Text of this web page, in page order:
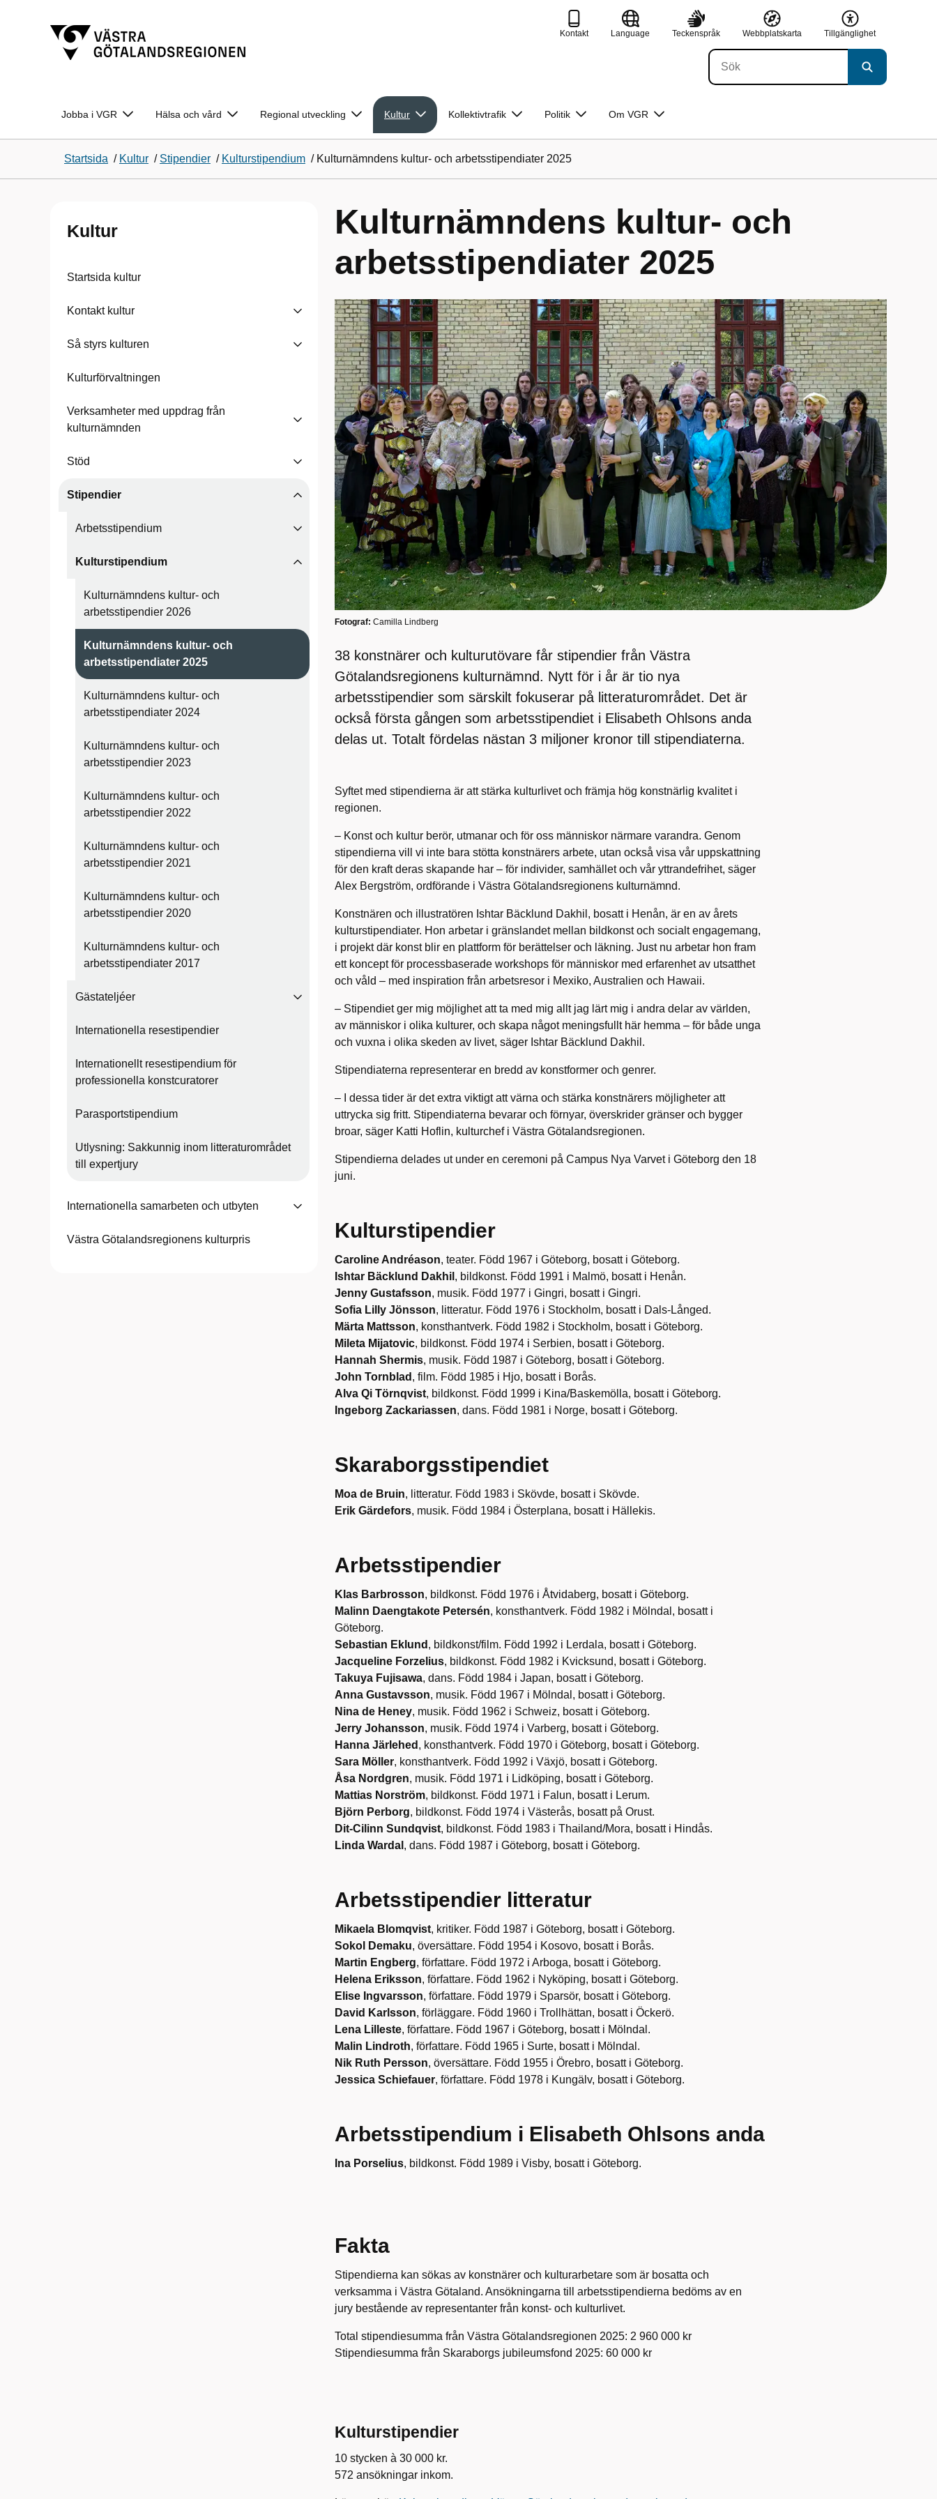
Kontakt Language Teckenspråk Webbplatskarta Tillgänglighet
Jobba i VGR Hälsa och vård Regional utveckling Kultur Kollektivtrafik Politik Om VGR
Startsida / Kultur / Stipendier / Kulturstipendium / Kulturnämndens kultur- och arbetsstipendiater 2025
Kultur
Startsida kultur
Kontakt kultur
Så styrs kulturen
Kulturförvaltningen
Verksamheter med uppdrag från
kulturnämnden
Stöd
Stipendier
Arbetsstipendium
Kulturstipendium
Kulturnämndens kultur- och
arbetsstipendier 2026
Kulturnämndens kultur- och
arbetsstipendiater 2025
Kulturnämndens kultur- och
arbetsstipendiater 2024
Kulturnämndens kultur- och
arbetsstipendier 2023
Kulturnämndens kultur- och
arbetsstipendier 2022
Kulturnämndens kultur- och
arbetsstipendier 2021
Kulturnämndens kultur- och
arbetsstipendier 2020
Kulturnämndens kultur- och
arbetsstipendiater 2017
Gästateljéer
Internationella resestipendier
Internationellt resestipendium för
professionella konstcuratorer
Parasportstipendium
Utlysning: Sakkunnig inom litteraturområdet
till expertjury
Internationella samarbeten och utbyten
Västra Götalandsregionens kulturpris
Kulturnämndens kultur- och
arbetsstipendiater 2025
Fotograf: Camilla Lindberg
38 konstnärer och kulturutövare får stipendier från Västra
Götalandsregionens kulturnämnd. Nytt för i år är tio nya
arbetsstipendier som särskilt fokuserar på litteraturområdet. Det är
också första gången som arbetsstipendiet i Elisabeth Ohlsons anda
delas ut. Totalt fördelas nästan 3 miljoner kronor till stipendiaterna.
Syftet med stipendierna är att stärka kulturlivet och främja hög konstnärlig kvalitet i
regionen.
– Konst och kultur berör, utmanar och för oss människor närmare varandra. Genom
stipendierna vill vi inte bara stötta konstnärers arbete, utan också visa vår uppskattning
för den kraft deras skapande har – för individer, samhället och vår yttrandefrihet, säger
Alex Bergström, ordförande i Västra Götalandsregionens kulturnämnd.
Konstnären och illustratören Ishtar Bäcklund Dakhil, bosatt i Henån, är en av årets
kulturstipendiater. Hon arbetar i gränslandet mellan bildkonst och socialt engagemang,
i projekt där konst blir en plattform för berättelser och läkning. Just nu arbetar hon fram
ett koncept för processbaserade workshops för människor med erfarenhet av utsatthet
och våld – med inspiration från arbetsresor i Mexiko, Australien och Hawaii.
– Stipendiet ger mig möjlighet att ta med mig allt jag lärt mig i andra delar av världen,
av människor i olika kulturer, och skapa något meningsfullt här hemma – för både unga
och vuxna i olika skeden av livet, säger Ishtar Bäcklund Dakhil.
Stipendiaterna representerar en bredd av konstformer och genrer.
– I dessa tider är det extra viktigt att värna och stärka konstnärers möjligheter att
uttrycka sig fritt. Stipendiaterna bevarar och förnyar, överskrider gränser och bygger
broar, säger Katti Hoflin, kulturchef i Västra Götalandsregionen.
Stipendierna delades ut under en ceremoni på Campus Nya Varvet i Göteborg den 18
juni.
Kulturstipendier
Caroline Andréason, teater. Född 1967 i Göteborg, bosatt i Göteborg.
Ishtar Bäcklund Dakhil , bildkonst. Född 1991 i Malmö, bosatt i Henån.
Jenny Gustafsson, musik. Född 1977 i Gingri, bosatt i Gingri.
Sofia Lilly Jönsson, litteratur. Född 1976 i Stockholm, bosatt i Dals-Långed.
Märta Mattsson, konsthantverk. Född 1982 i Stockholm, bosatt i Göteborg.
Mileta Mijatovic, bildkonst. Född 1974 i Serbien, bosatt i Göteborg.
Hannah Shermis, musik. Född 1987 i Göteborg, bosatt i Göteborg.
John Tornblad , film. Född 1985 i Hjo, bosatt i Borås.
Alva Qi Törnqvist, bildkonst. Född 1999 i Kina/Baskemölla, bosatt i Göteborg.
Ingeborg Zackariassen, dans. Född 1981 i Norge, bosatt i Göteborg.
Skaraborgsstipendiet
Moa de Bruin, litteratur. Född 1983 i Skövde, bosatt i Skövde.
Erik Gärdefors, musik. Född 1984 i Österplana, bosatt i Hällekis.
Arbetsstipendier
Klas Barbrosson, bildkonst. Född 1976 i Åtvidaberg, bosatt i Göteborg.
Malinn Daengtakote Petersén, konsthantverk. Född 1982 i Mölndal, bosatt i
Göteborg.
Sebastian Eklund , bildkonst/film. Född 1992 i Lerdala, bosatt i Göteborg.
Jacqueline Forzelius, bildkonst. Född 1982 i Kvicksund, bosatt i Göteborg.
Takuya Fujisawa, dans. Född 1984 i Japan, bosatt i Göteborg.
Anna Gustavsson, musik. Född 1967 i Mölndal, bosatt i Göteborg.
Nina de Heney, musik. Född 1962 i Schweiz, bosatt i Göteborg.
Jerry Johansson, musik. Född 1974 i Varberg, bosatt i Göteborg.
Hanna Järlehed , konsthantverk. Född 1970 i Göteborg, bosatt i Göteborg.
Sara Möller, konsthantverk. Född 1992 i Växjö, bosatt i Göteborg.
Åsa Nordgren, musik. Född 1971 i Lidköping, bosatt i Göteborg.
Mattias Norström, bildkonst. Född 1971 i Falun, bosatt i Lerum.
Björn Perborg, bildkonst. Född 1974 i Västerås, bosatt på Orust.
Dit-Cilinn Sundqvist, bildkonst. Född 1983 i Thailand/Mora, bosatt i Hindås.
Linda Wardal , dans. Född 1987 i Göteborg, bosatt i Göteborg.
Arbetsstipendier litteratur
Mikaela Blomqvist, kritiker. Född 1987 i Göteborg, bosatt i Göteborg.
Sokol Demaku, översättare. Född 1954 i Kosovo, bosatt i Borås.
Martin Engberg, författare. Född 1972 i Arboga, bosatt i Göteborg.
Helena Eriksson, författare. Född 1962 i Nyköping, bosatt i Göteborg.
Elise Ingvarsson, författare. Född 1979 i Sparsör, bosatt i Göteborg.
David Karlsson, förläggare. Född 1960 i Trollhättan, bosatt i Öckerö.
Lena Lilleste, författare. Född 1967 i Göteborg, bosatt i Mölndal.
Malin Lindroth, författare. Född 1965 i Surte, bosatt i Mölndal.
Nik Ruth Persson, översättare. Född 1955 i Örebro, bosatt i Göteborg.
Jessica Schiefauer, författare. Född 1978 i Kungälv, bosatt i Göteborg.
Arbetsstipendium i Elisabeth Ohlsons anda
Ina Porselius, bildkonst. Född 1989 i Visby, bosatt i Göteborg.
Fakta
Stipendierna kan sökas av konstnärer och kulturarbetare som är bosatta och
verksamma i Västra Götaland. Ansökningarna till arbetsstipendierna bedöms av en
jury bestående av representanter från konst- och kulturlivet.
Total stipendiesumma från Västra Götalandsregionen 2025: 2 960 000 kr
Stipendiesumma från Skaraborgs jubileumsfond 2025: 60 000 kr
Kulturstipendier
10 stycken à 30 000 kr.
572 ansökningar inkom.